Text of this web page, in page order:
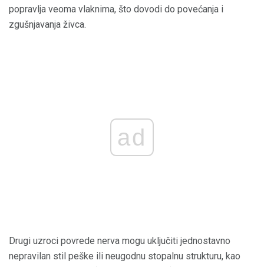
popravlja veoma vlaknima, što dovodi do povećanja i
zgušnjavanja živca.
ad
Drugi uzroci povrede nerva mogu uključiti jednostavno
nepravilan stil peške ili neugodnu stopalnu strukturu, kao